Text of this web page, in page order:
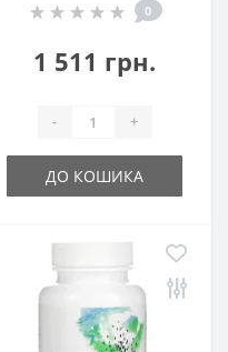
0
1 511 грн.
- +
ДО КОШИКА